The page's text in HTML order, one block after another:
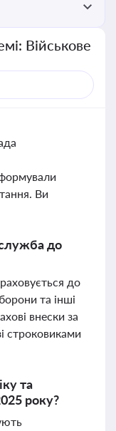
Військове
Ви
служба до
до
та інші
внески за
строковиками
та
року?